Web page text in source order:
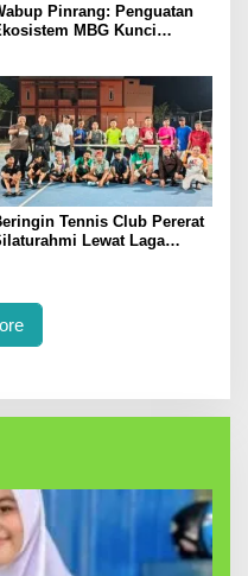
Pinrang: Penguatan
MBG Kunci
Tennis Club Pererat
Lewat Laga